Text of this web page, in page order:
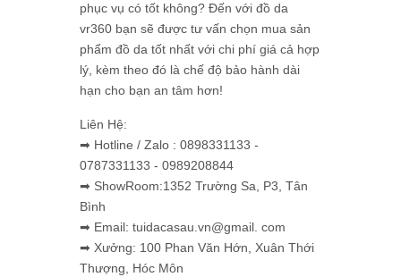
phục vụ có tốt không? Đến với đồ da
vr360 bạn sẽ được tư vấn chọn mua sản
phẩm đồ da tốt nhất với chi phí giá cả hợp
lý, kèm theo đó là chế độ bảo hành dài
hạn cho bạn an tâm hơn!
Liên Hệ:
➡ Hotline / Zalo : 0898331133 -
0787331133 - 0989208844
➡ ShowRoom:1352 Trường Sa, P3, Tân
Bình
➡ Email: tuidacasau.vn@gmail. com
➡ Xưởng: 100 Phan Văn Hớn, Xuân Thới
Thượng, Hóc Môn